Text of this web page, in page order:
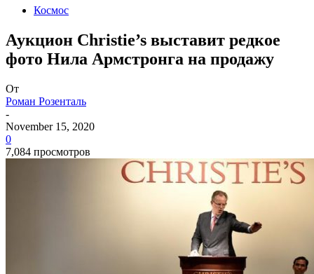
Космос
Аукцион Christie’s выставит редкое
фото Нила Армстронга на продажу
От
Роман Розенталь
-
November 15, 2020
0
7,084 просмотров